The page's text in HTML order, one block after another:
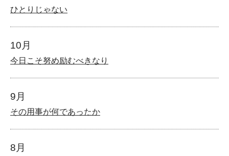
ひとりじゃない
10月
今日こそ努め励むべきなり
9月
その用事が何であったか
8月